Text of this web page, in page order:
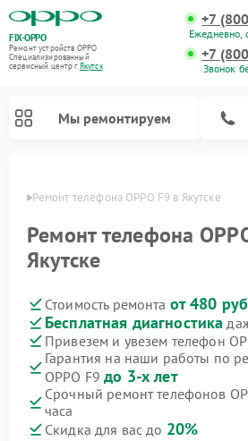
FIX-OPPO
Ремонт устройств OPPO
Специализированный
cервисный центр г.Якутск
+7
Ежедневно,
+7
Звонок
Мы ремонтируем
Ремонт телефона OPPO F9 в Якутске
Ремонт телефона
Якутске
Стоимость ремонта от 480
Бесплатная диагностика
Привезем и увезем телефон
Гарантия на наши работы по
OPPO F9до 3-х лет
Срочный ремонт телефонов
часа
Скидка для вас до 20%